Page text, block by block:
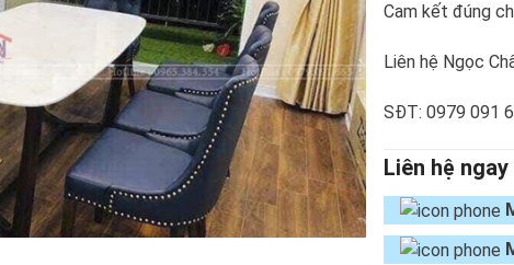
Cam kết đúng
Liên hệ Ngọc
SĐT: 0979 091
Liên hệ